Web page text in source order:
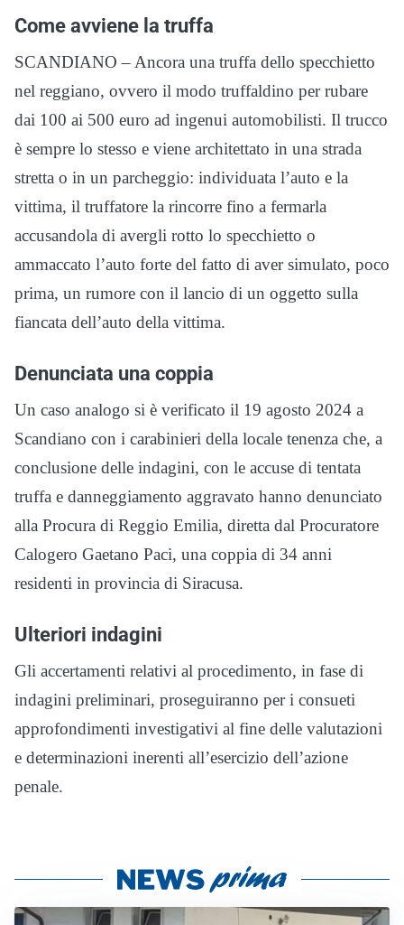
Come avviene la truffa
SCANDIANO – Ancora una truffa dello specchietto
nel reggiano, ovvero il modo truffaldino per rubare
dai 100 ai 500 euro ad ingenui automobilisti. Il trucco
è sempre lo stesso e viene architettato in una strada
stretta o in un parcheggio: individuata l’auto e la
vittima, il truffatore la rincorre fino a fermarla
accusandola di avergli rotto lo specchietto o
ammaccato l’auto forte del fatto di aver simulato, poco
prima, un rumore con il lancio di un oggetto sulla
fiancata dell’auto della vittima.
Denunciata una coppia
Un caso analogo si è verificato il 19 agosto 2024 a
Scandiano con i carabinieri della locale tenenza che, a
conclusione delle indagini, con le accuse di tentata
truffa e danneggiamento aggravato hanno denunciato
alla Procura di Reggio Emilia, diretta dal Procuratore
Calogero Gaetano Paci, una coppia di 34 anni
residenti in provincia di Siracusa.
Ulteriori indagini
Gli accertamenti relativi al procedimento, in fase di
indagini preliminari, proseguiranno per i consueti
approfondimenti investigativi al fine delle valutazioni
e determinazioni inerenti all’esercizio dell’azione
penale.